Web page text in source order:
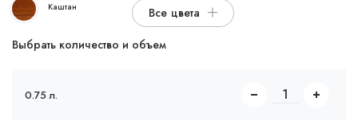
Каштан
Все цвета
Выбрать количество и объем
0.75 л.